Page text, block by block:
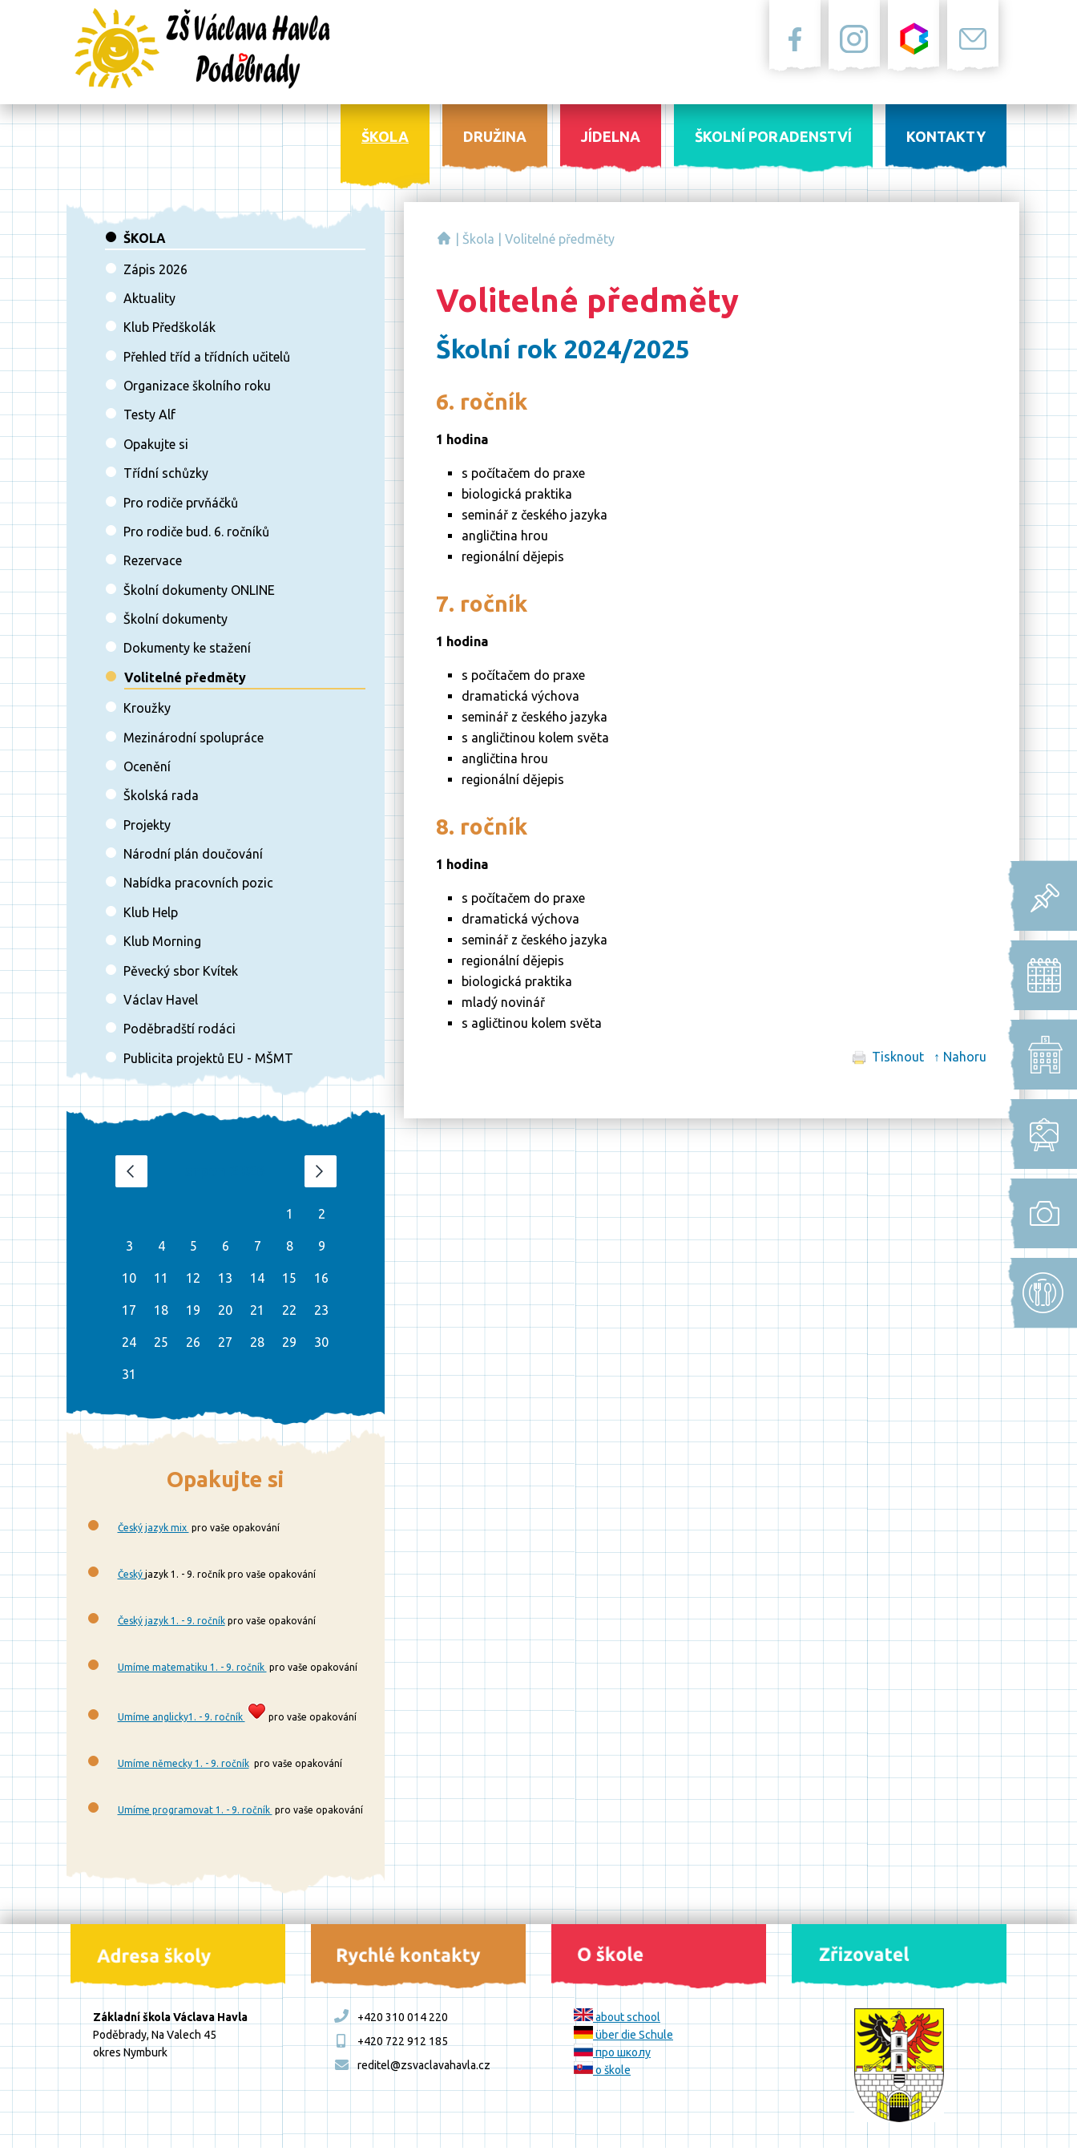
ŠKOLA DRUŽINA JÍDELNA ŠKOLNÍ PORADENSTVÍ KONTAKTY
Škola Volitelné předměty
Volitelné předměty
Školní rok 2024/2025
6. ročník
1 hodina
s počítačem do praxe
biologická praktika
seminář z českého jazyka
angličtina hrou
regionální dějepis
7. ročník
1 hodina
s počítačem do praxe
dramatická výchova
seminář z českého jazyka
s angličtinou kolem světa
angličtina hrou
regionální dějepis
8. ročník
1 hodina
s počítačem do praxe
dramatická výchova
seminář z českého jazyka
regionální dějepis
biologická praktika
mladý novinář
s agličtinou kolem světa
Tisknout ↑ Nahoru
ŠKOLA
Zápis 2026
Aktuality
Klub Předškolák
Přehled tříd a třídních učitelů
Organizace školního roku
Testy Alf
Opakujte si
Třídní schůzky
Pro rodiče prvňáčků
Pro rodiče bud. 6. ročníků
Rezervace
Školní dokumenty ONLINE
Školní dokumenty
Dokumenty ke stažení
Volitelné předměty
Kroužky
Mezinárodní spolupráce
Ocenění
Školská rada
Projekty
Národní plán doučování
Nabídka pracovních pozic
Klub Help
Klub Morning
Pěvecký sbor Kvítek
Václav Havel
Poděbradští rodáci
Publicita projektů EU - MŠMT
1 2
3 4 5 6 7 8 9
10 11 12 13 14 15 16
17 18 19 20 21 22 23
24 25 26 27 28 29 30
31
Opakujte si
Český jazyk mix pro vaše opakování
Český jazyk 1. - 9. ročník pro vaše opakování
Český jazyk 1. - 9. ročníkpro vaše opakování
Umíme matematiku 1. - 9. ročník pro vaše opakování
Umíme anglicky1. - 9. ročník pro vaše opakování
Umíme německy 1. - 9. ročníkpro vaše opakování
Umíme programovat 1. - 9. ročník pro vaše opakování
Základní škola Václava Havla
Poděbrady, Na Valech 45
okres Nymburk
+420 310 014 220
+420 722 912 185
reditel@zsvaclavahavla.cz
about school
über die Schule
про школу
o škole